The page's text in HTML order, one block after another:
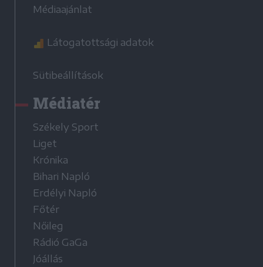
Médiaajánlat
Látogatottsági adatok
Sütibeállítások
Médiatér
Székely Sport
Liget
Krónika
Bihari Napló
Erdélyi Napló
Főtér
Nőileg
Rádió GaGa
Jóállás